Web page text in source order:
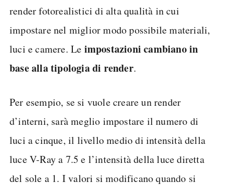
render fotorealistici di alta qualità in cui
impostare nel miglior modo possibile materiali,
luci e camere. Le impostazioni cambiano in
base alla tipologia di render.
Per esempio, se si vuole creare un render
d’interni, sarà meglio impostare il numero di
luci a cinque, il livello medio di intensità della
luce V-Ray a 7.5 e l’intensità della luce diretta
del sole a 1. I valori si modificano quando si